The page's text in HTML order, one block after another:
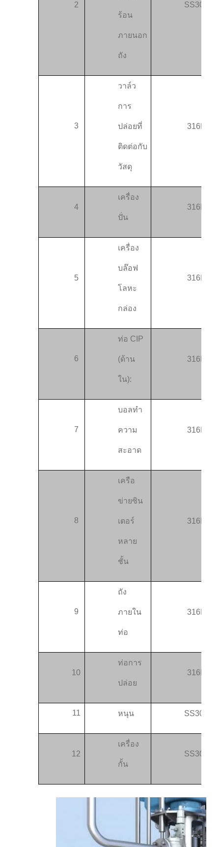
2
ร้อน
ภายนอก
ถัง
SS304
3
วาล์ว
การ
ปล่อยที่
ติดต่อกับ
วัสดุ
316L
4
เครื่อง
ปั่น
316L
5
เครื่อง
บล๊อฟ
โลหะ
กล่อง
316L
6
ท่อ CIP
(ด้าน
ใน):
316L
7
บอลทํา
ความ
สะอาด
316L
8
เครือ
ข่ายซิน
เตอร์
หลาย
ชั้น
316L
9
ถัง
ภายใน
ท่อ
316L
10
ท่อการ
ปล่อย
316L
11 หนุน SS304
12
เครื่อง
กั้น
SS304